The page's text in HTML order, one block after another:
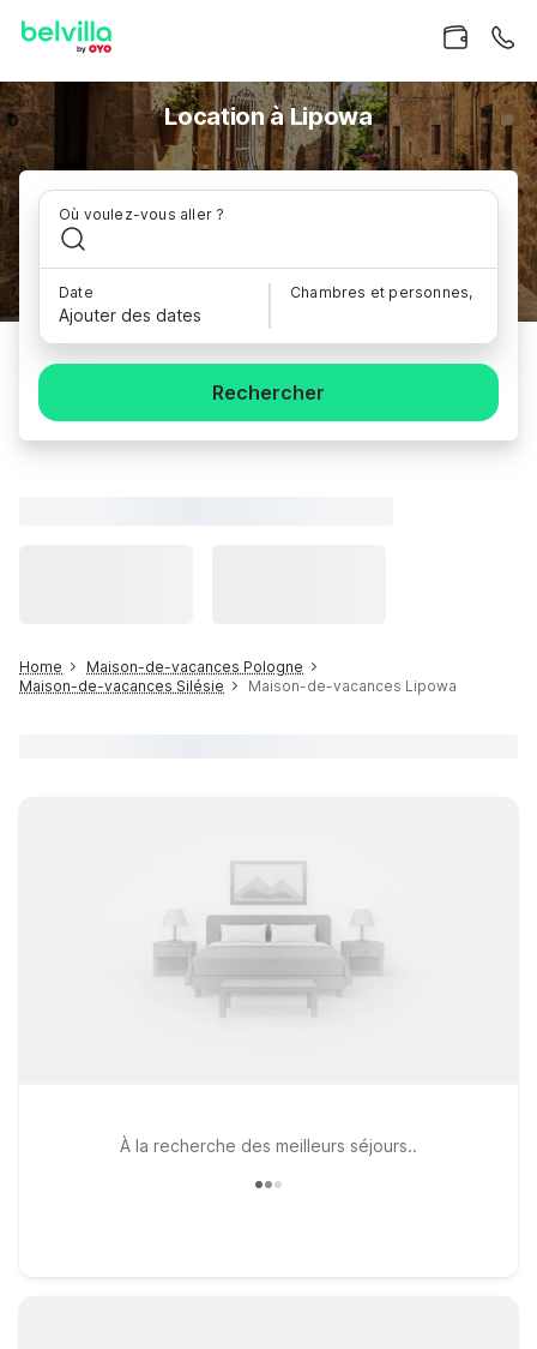
Location à Lipowa
Où voulez-vous aller ?
Date
Ajouter des dates
Chambres et personnes,
Rechercher
Home
Maison-de-vacances Pologne
Maison-de-vacances Silésie
Maison-de-vacances Lipowa
À la recherche des meilleurs séjours..